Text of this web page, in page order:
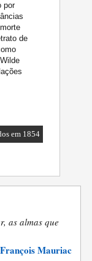
por
de
em 1854
as almas que
François Mauriac